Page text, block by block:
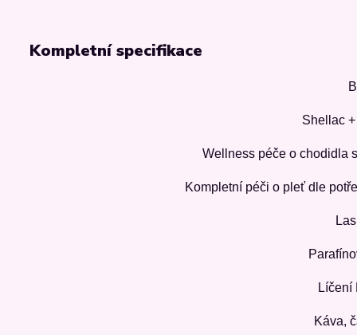
Kompletní specifikace
Shellac
Wellness péče o chodidla
Kompletní péči o pleť dle
Líčení
Káva,